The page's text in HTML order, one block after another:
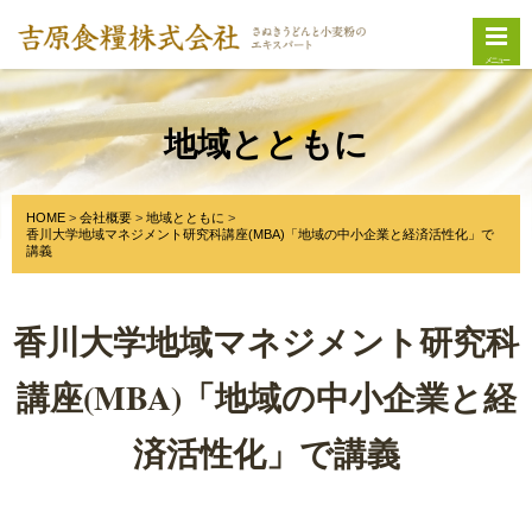
メニュー
地域とともに
HOME 会社概要
地域とともに
香川大学地域マネジメント研究科講座(MBA)「地域の中小企業と経済活性化」で
講義
香川大学地域マネジメント研究科
講座(MBA)「地域の中小企業と経
済活性化」で講義